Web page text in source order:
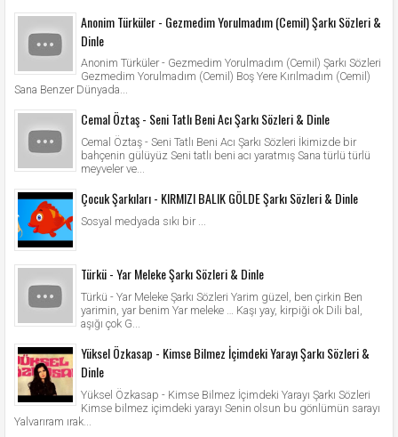
Anonim Türküler - Gezmedim Yorulmadım (Cemil) Şarkı Sözleri &
Dinle
Anonim Türküler - Gezmedim Yorulmadım (Cemil) Şarkı Sözleri
Gezmedim Yorulmadım (Cemil) Boş Yere Kırılmadım (Cemil)
Sana Benzer Dünyada...
Cemal Öztaş - Seni Tatlı Beni Acı Şarkı Sözleri & Dinle
Cemal Öztaş - Seni Tatlı Beni Acı Şarkı Sözleri İkimizde bir
bahçenin gülüyüz Seni tatlı beni acı yaratmış Sana türlü türlü
meyveler ve...
Çocuk Şarkıları - KIRMIZI BALIK GÖLDE Şarkı Sözleri & Dinle
Sosyal medyada sıkı bir ...
Türkü - Yar Meleke Şarkı Sözleri & Dinle
Türkü - Yar Meleke Şarkı Sözleri Yarim güzel, ben çirkin Ben
yarimin, yar benim Yar meleke … Kaşı yay, kirpiği ok Dili bal,
aşığı çok G...
Yüksel Özkasap - Kimse Bilmez İçimdeki Yarayı Şarkı Sözleri &
Dinle
Yüksel Özkasap - Kimse Bilmez İçimdeki Yarayı Şarkı Sözleri
Kimse bilmez içimdeki yarayı Senin olsun bu gönlümün sarayı
Yalvarıram ırak...